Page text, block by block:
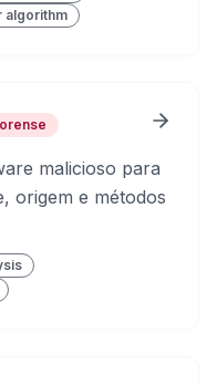
algorithm
malicioso para
origem e métodos